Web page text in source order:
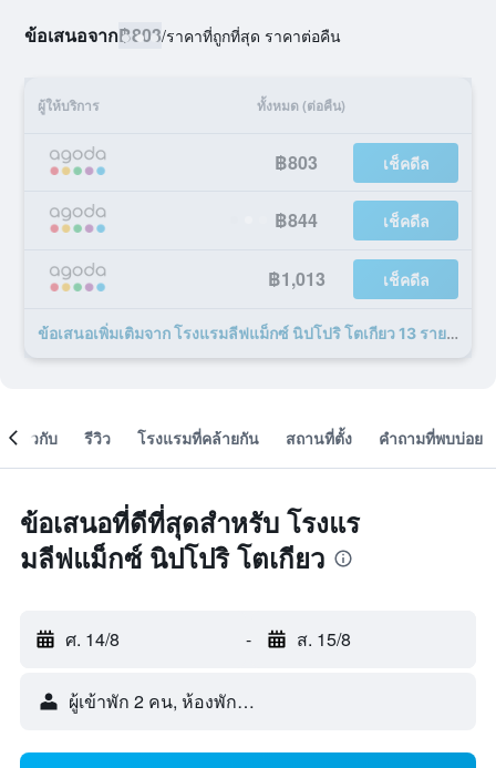
ข้อเสนอจาก฿803/ราคาที่ถูกที่สุด ราคาต่อคืน
ผู้ให้บริการ ทั้งหมด (ต่อคืน)
฿803 เช็คดีล
฿844 เช็คดีล
฿1,013 เช็คดีล
ข้อเสนอเพิ่มเติมจาก โรงแรมลีฟแม็กซ์ นิปโปริ โตเกียว 13 รายการ
เกี่ยวกับ รีวิว โรงแรมที่คล้ายกัน สถานที่ตั้ง คำถามที่พบบ่อย
ข้อเสนอที่ดีที่สุดสำหรับ โรงแร
มลีฟแม็กซ์ นิปโปริ โตเกียว
ศ. 14/8 - ส. 15/8
ผู้เข้าพัก 2 คน, ห้องพัก 1 ห้อง